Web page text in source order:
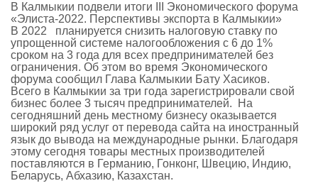
В Калмыкии подвели итоги III Экономического форума
«Элиста-2022. Перспективы экспорта в Калмыкии»
В 2022 планируется снизить налоговую ставку по
упрощенной системе налогообложения с 6 до 1%
сроком на 3 года для всех предпринимателей без
ограничения. Об этом во время Экономического
форума сообщил Глава Калмыкии Бату Хасиков.
Всего в Калмыкии за три года зарегистрировали свой
бизнес более 3 тысяч предпринимателей. На
сегодняшний день местному бизнесу оказывается
широкий ряд услуг от перевода сайта на иностранный
язык до вывода на международные рынки. Благодаря
этому сегодня товары местных производителей
поставляются в Германию, Гонконг, Швецию, Индию,
Беларусь, Абхазию, Казахстан.